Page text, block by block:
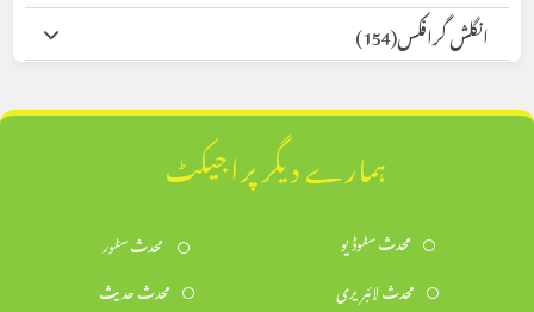
انگلش گرافکس(154)
ہمارے دیگر پراجیکٹ
محدث سٹوڈیو
محدث سٹور
محدث لائبریری
محدث حدیث